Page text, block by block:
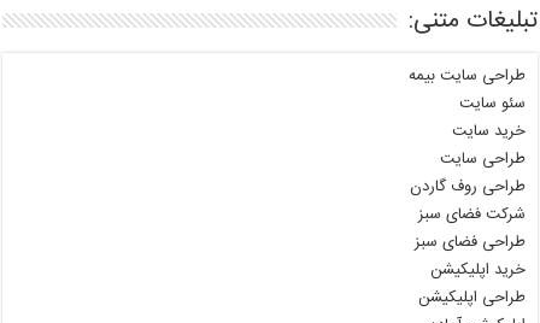
تبلیغات متنی:
طراحی سایت بیمه
سئو سایت
خرید سایت
طراحی سایت
طراحی روف گاردن
شرکت فضای سبز
طراحی فضای سبز
خرید اپلیکیشن
طراحی اپلیکیشن